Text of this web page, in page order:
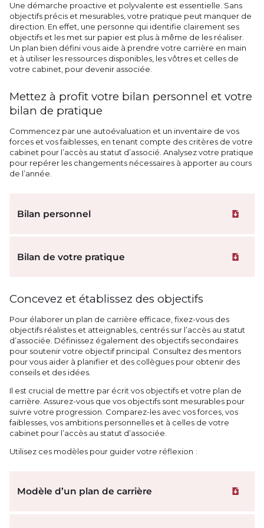
Une démarche proactive et polyvalente est essentielle. Sans
objectifs précis et mesurables, votre pratique peut manquer de
direction. En effet, une personne qui identifie clairement ses
objectifs et les met sur papier est plus à même de les réaliser.
Un plan bien défini vous aide à prendre votre carrière en main
et à utiliser les ressources disponibles, les vôtres et celles de
votre cabinet, pour devenir associée.
Mettez à profit votre bilan personnel et votre
bilan de pratique
Commencez par une autoévaluation et un inventaire de vos
forces et vos faiblesses, en tenant compte des critères de votre
cabinet pour l’accès au statut d’associé. Analysez votre pratique
pour repérer les changements nécessaires à apporter au cours
de l’année.
Bilan personnel
Bilan de votre pratique
Concevez et établissez des objectifs
Pour élaborer un plan de carrière efficace, fixez-vous des
objectifs réalistes et atteignables, centrés sur l’accès au statut
d’associée. Définissez également des objectifs secondaires
pour soutenir votre objectif principal. Consultez des mentors
pour vous aider à planifier et des collègues pour obtenir des
conseils et des idées.
Il est crucial de mettre par écrit vos objectifs et votre plan de
carrière. Assurez-vous que vos objectifs sont mesurables pour
suivre votre progression. Comparez-les avec vos forces, vos
faiblesses, vos ambitions personnelles et à celles de votre
cabinet pour l’accès au statut d’associée.
Utilisez ces modèles pour guider votre réflexion :
Modèle d’un plan de carrière